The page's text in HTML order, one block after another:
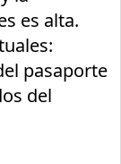
es alta.
pasaporte
del